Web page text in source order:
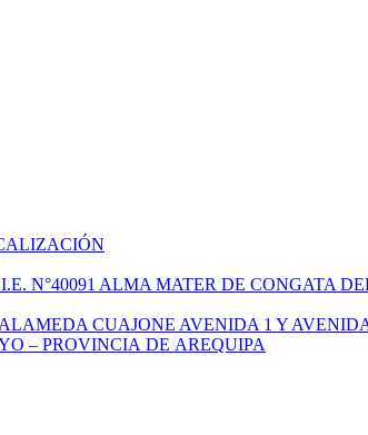
N°40091 ALMA MATER DE CONGATA
CUAJONE AVENIDA 1 Y
– PROVINCIA DE AREQUIPA